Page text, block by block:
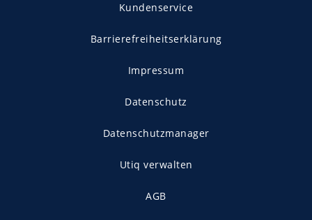
Kundenservice
Barrierefreiheitserklärung
Impressum
Datenschutz
Datenschutzmanager
Utiq verwalten
AGB